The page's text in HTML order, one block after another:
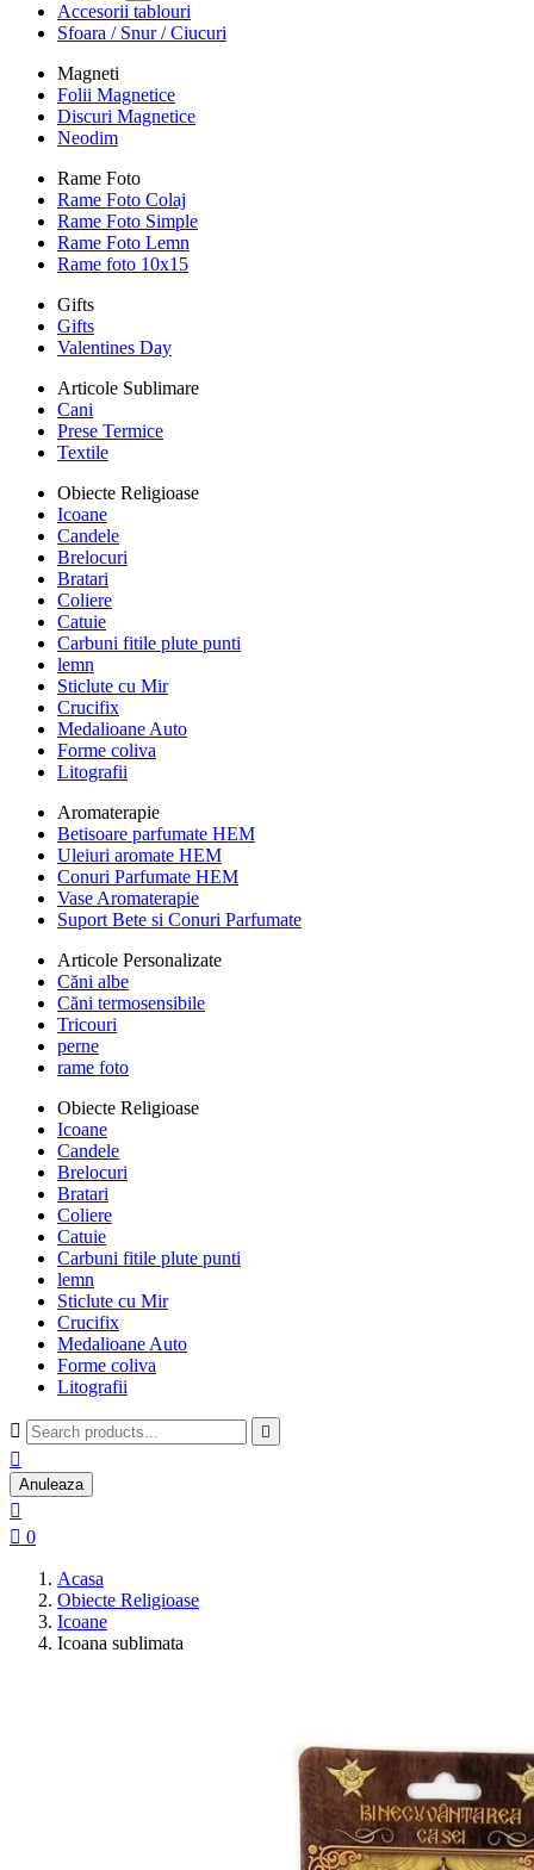
Accesorii tablouri
Sfoara / Snur / Ciucuri
Magneti
Folii Magnetice
Discuri Magnetice
Neodim
Rame Foto
Rame Foto Colaj
Rame Foto Simple
Rame Foto Lemn
Rame foto 10x15
Gifts
Gifts
Valentines Day
Articole Sublimare
Cani
Prese Termice
Textile
Obiecte Religioase
Icoane
Candele
Brelocuri
Bratari
Coliere
Catuie
Carbuni fitile plute punti
lemn
Sticlute cu Mir
Crucifix
Medalioane Auto
Forme coliva
Litografii
Aromaterapie
Betisoare parfumate HEM
Uleiuri aromate HEM
Conuri Parfumate HEM
Vase Aromaterapie
Suport Bete si Conuri Parfumate
Articole Personalizate
Căni albe
Căni termosensibile
Tricouri
perne
rame foto
Obiecte Religioase
Icoane
Candele
Brelocuri
Bratari
Coliere
Catuie
Carbuni fitile plute punti
lemn
Sticlute cu Mir
Crucifix
Medalioane Auto
Forme coliva
Litografii
 

Anuleaza

 0
Acasa
Obiecte Religioase
Icoane
Icoana sublimata